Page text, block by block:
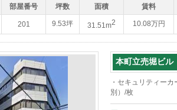
部屋番号 坪数 面積 賃料
201 9.53坪 31.51m2 10.08万円
本町立売堀ビル
・セキュリティー
別）/枚